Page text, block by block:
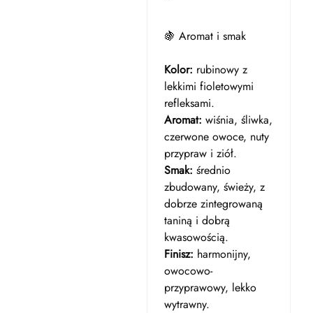
🍇 Aromat i smak
Kolor: rubinowy z
lekkimi fioletowymi
refleksami.
Aromat: wiśnia, śliwka,
czerwone owoce, nuty
przypraw i ziół.
Smak: średnio
zbudowany, świeży, z
dobrze zintegrowaną
taniną i dobrą
kwasowością.
Finisz: harmonijny,
owocowo-
przyprawowy, lekko
wytrawny.